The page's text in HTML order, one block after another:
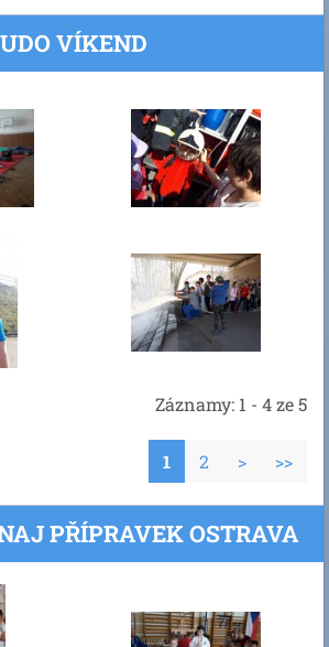
VÍKEND
Záznamy: 1 - 4 ze 5
1 2 > >>
PŘÍPRAVEK OSTRAVA